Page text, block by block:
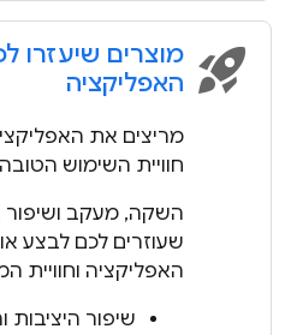
rocket_launch מוצרים שיעזרו
האפליקציה
מריצים את
חוויית השימוש
שעוזרים לכם לבצע
האפליקציה
שיפור היציבות